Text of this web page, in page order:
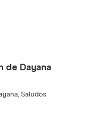
de Dayana
Saludos